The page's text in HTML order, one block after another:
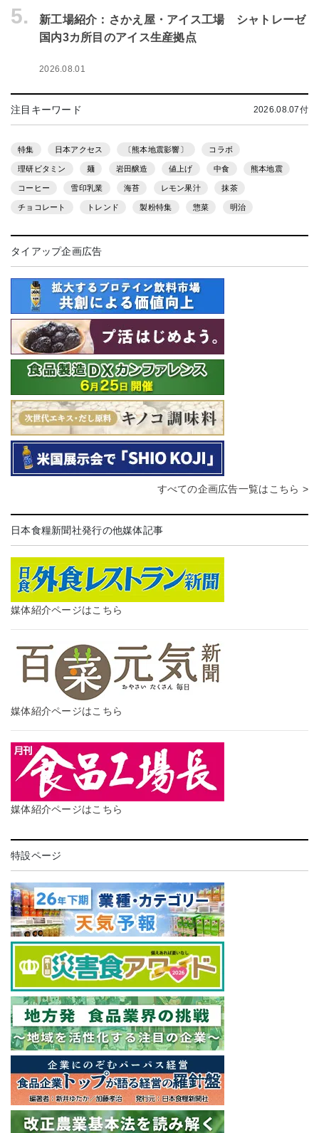
5.
新工場紹介：さかえ屋・アイス工場 シャトレーゼ
国内3カ所目のアイス生産拠点
2026.08.01
注目キーワード 2026.08.07付
特集 日本アクセス 〔熊本地震影響〕 コラボ
理研ビタミン 麺 岩田醸造 値上げ 中食 熊本地震
コーヒー 雪印乳業 海苔 レモン果汁 抹茶
チョコレート トレンド 製粉特集 惣菜 明治
タイアップ企画広告
すべての企画広告一覧はこちら >
日本食糧新聞社発行の他媒体記事
媒体紹介ページはこちら
媒体紹介ページはこちら
媒体紹介ページはこちら
特設ページ